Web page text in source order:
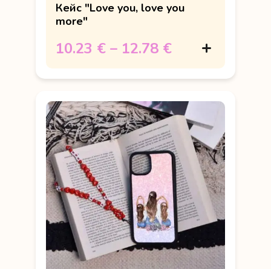
Кейс "Love you, love you
more"
10.23 € – 12.78 €